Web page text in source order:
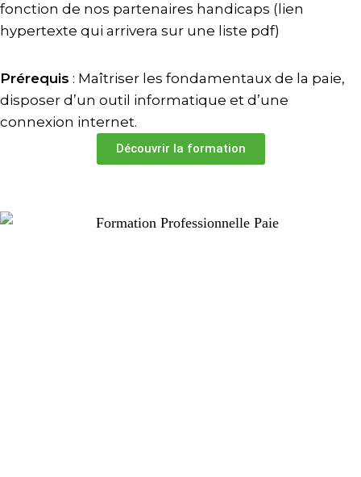
fonction de nos partenaires handicaps (lien
hypertexte qui arrivera sur une liste pdf)
Prérequis : Maîtriser les fondamentaux de la paie,
disposer d’un outil informatique et d’une
connexion internet.
Découvrir la formation